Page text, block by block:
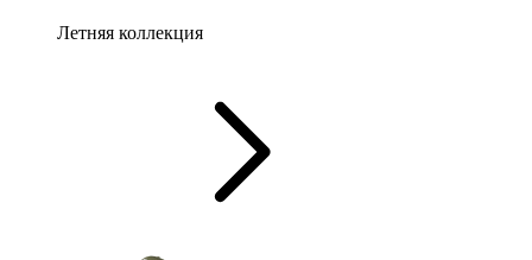
Летняя коллекция